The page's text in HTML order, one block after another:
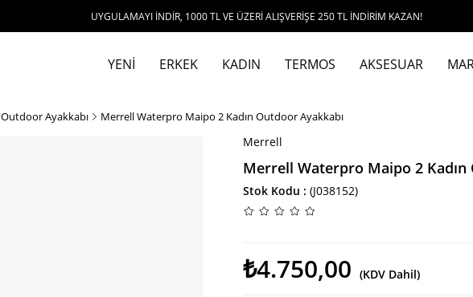
UYGULAMAYI İNDİR, 1000 TL VE ÜZERİ ALIŞVERİŞE 250 TL İNDİRİM KAZAN!
YENİ ERKEK KADIN TERMOS AKSESUAR
Outdoor Ayakkabı Merrell Waterpro Maipo 2 Kadın Outdoor Ayakkabı
Merrell
Merrell Waterpro Maipo 2 Kadın
Stok Kodu (J038152)
₺4.750,00 (KDV Dahil)